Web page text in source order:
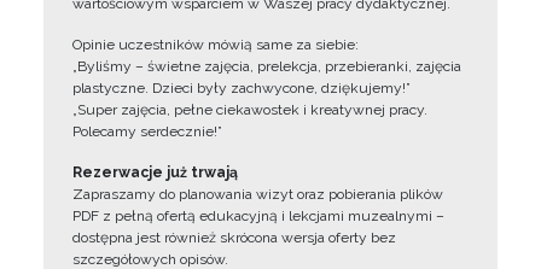
wartościowym wsparciem w Waszej pracy dydaktycznej.
Opinie uczestników mówią same za siebie:
„Byliśmy – świetne zajęcia, prelekcja, przebieranki, zajęcia
plastyczne. Dzieci były zachwycone, dziękujemy!”
„Super zajęcia, pełne ciekawostek i kreatywnej pracy.
Polecamy serdecznie!”
Rezerwacje już trwają
Zapraszamy do planowania wizyt oraz pobierania plików
PDF z pełną ofertą edukacyjną i lekcjami muzealnymi –
dostępna jest również skrócona wersja oferty bez
szczegółowych opisów.